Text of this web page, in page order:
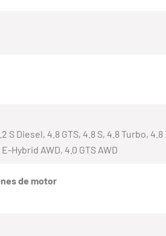
S Diesel, 4.8 GTS, 4.8 S, 4.8 Turbo,
Hybrid AWD, 4.0 GTS AWD
de motor